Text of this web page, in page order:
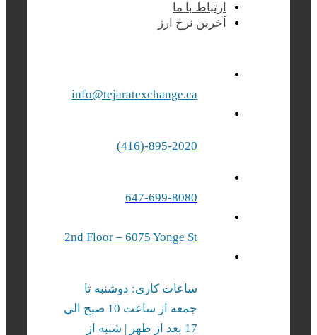
ارتباط با ما
آخرین نرخ ارز
info@tejaratexchange.ca
895-2020-(416)
647-699-8080
2nd Floor – 6075 Yonge St
ساعات کاری: دوشنبه تا
جمعه از ساعت 10 صبح الی
17 بعد از ظهر | شنبه‌ از